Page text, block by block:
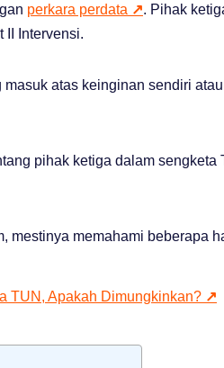
perkara perdata ↗. Pihak
II Intervensi.
atas keinginan sendiri
pihak ketiga dalam
mestinya memahami beberapa
TUN, Apakah Dimungkinkan? ↗